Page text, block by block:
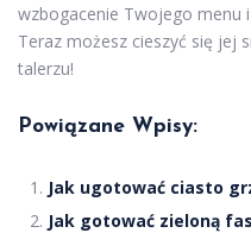
wzbogacenie Twojego menu
Teraz możesz cieszyć się jej
talerzu!
Powiązane Wpisy:
Jak ugotować ciasto
Jak gotować zieloną